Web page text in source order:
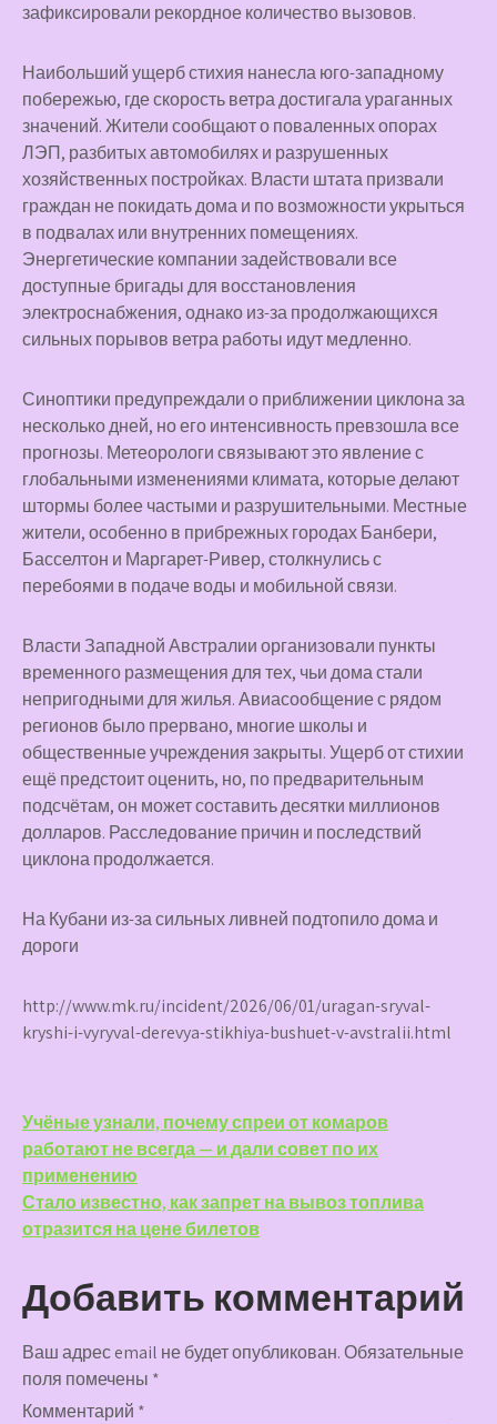
зафиксировали рекордное количество вызовов.
Наибольший ущерб стихия нанесла юго-западному
побережью, где скорость ветра достигала ураганных
значений. Жители сообщают о поваленных опорах
ЛЭП, разбитых автомобилях и разрушенных
хозяйственных постройках. Власти штата призвали
граждан не покидать дома и по возможности укрыться
в подвалах или внутренних помещениях.
Энергетические компании задействовали все
доступные бригады для восстановления
электроснабжения, однако из-за продолжающихся
сильных порывов ветра работы идут медленно.
Синоптики предупреждали о приближении циклона за
несколько дней, но его интенсивность превзошла все
прогнозы. Метеорологи связывают это явление с
глобальными изменениями климата, которые делают
штормы более частыми и разрушительными. Местные
жители, особенно в прибрежных городах Банбери,
Басселтон и Маргарет-Ривер, столкнулись с
перебоями в подаче воды и мобильной связи.
Власти Западной Австралии организовали пункты
временного размещения для тех, чьи дома стали
непригодными для жилья. Авиасообщение с рядом
регионов было прервано, многие школы и
общественные учреждения закрыты. Ущерб от стихии
ещё предстоит оценить, но, по предварительным
подсчётам, он может составить десятки миллионов
долларов. Расследование причин и последствий
циклона продолжается.
На Кубани из-за сильных ливней подтопило дома и
дороги
http://www.mk.ru/incident/2026/06/01/uragan-sryval-
kryshi-i-vyryval-derevya-stikhiya-bushuet-v-avstralii.html
Навигация
по
записям
Учёные узнали, почему спреи от комаров
работают не всегда — и дали совет по их
применению
Стало известно, как запрет на вывоз топлива
отразится на цене билетов
Добавить комментарий
Ваш адрес email не будет опубликован.Обязательные
поля помечены *
Комментарий *